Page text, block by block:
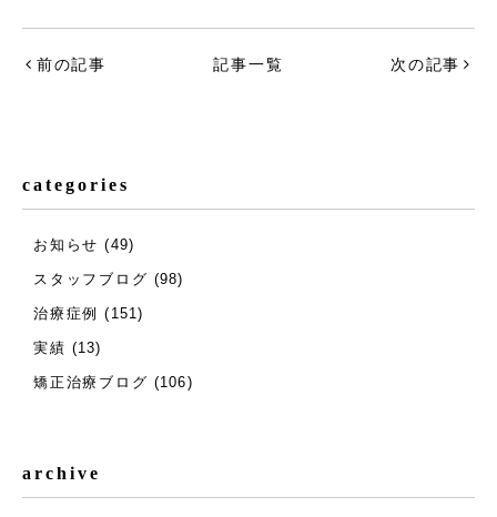
前の記事 記事一覧 次の記事
categories
お知らせ (49)
スタッフブログ (98)
治療症例 (151)
実績 (13)
矯正治療ブログ (106)
archive